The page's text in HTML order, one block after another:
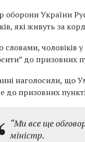
оборони України
які живуть за
словами, чоловіків
до призовних
наголосили, що
до призовних
“Ми все ще
міністр.